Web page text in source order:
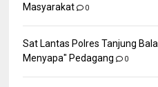
Masyarakat
0
Sat Lantas Polres Tanjung
Menyapa" Pedagang
0